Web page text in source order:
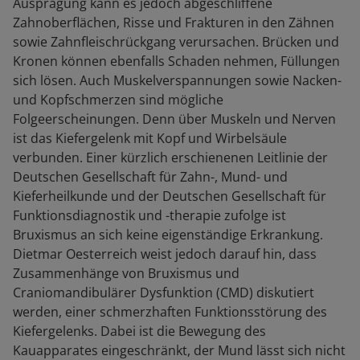
Zahnoberflächen, Risse und Frakturen in den Zähnen
sowie Zahnfleischrückgang verursachen. Brücken und
Kronen können ebenfalls Schaden nehmen, Füllungen
sich lösen. Auch Muskelverspannungen sowie Nacken-
und Kopfschmerzen sind mögliche
Folgeerscheinungen. Denn über Muskeln und Nerven
ist das Kiefergelenk mit Kopf und Wirbelsäule
verbunden. Einer kürzlich erschienenen Leitlinie der
Deutschen Gesellschaft für Zahn-, Mund- und
Kieferheilkunde und der Deutschen Gesellschaft für
Funktionsdiagnostik und -therapie zufolge ist
Bruxismus an sich keine eigenständige Erkrankung.
Dietmar Oesterreich weist jedoch darauf hin, dass
Zusammenhänge von Bruxismus und
Craniomandibulärer Dysfunktion (CMD) diskutiert
werden, einer schmerzhaften Funktionsstörung des
Kiefergelenks. Dabei ist die Bewegung des
Kauapparates eingeschränkt, der Mund lässt sich nicht